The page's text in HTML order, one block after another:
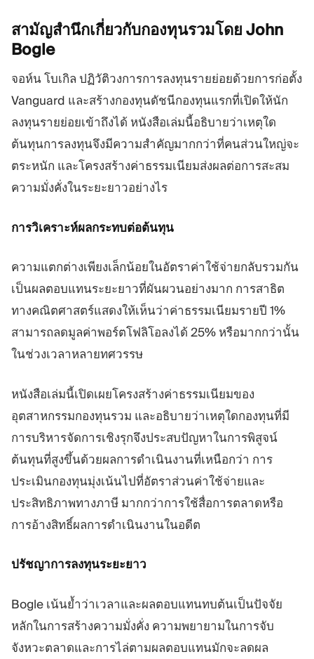
สามัญสำนึกเกี่ยวกับกองทุนรวมโดย John
Bogle
จอห์น โบเกิล ปฏิวัติวงการการลงทุนรายย่อยด้วยการก่อตั้ง
Vanguard และสร้างกองทุนดัชนีกองทุนแรกที่เปิดให้นัก
ลงทุนรายย่อยเข้าถึงได้ หนังสือเล่มนี้อธิบายว่าเหตุใด
ต้นทุนการลงทุนจึงมีความสำคัญมากกว่าที่คนส่วนใหญ่จะ
ตระหนัก และโครงสร้างค่าธรรมเนียมส่งผลต่อการสะสม
ความมั่งคั่งในระยะยาวอย่างไร
การวิเคราะห์ผลกระทบต่อต้นทุน
ความแตกต่างเพียงเล็กน้อยในอัตราค่าใช้จ่ายกลับรวมกัน
เป็นผลตอบแทนระยะยาวที่ผันผวนอย่างมาก การสาธิต
ทางคณิตศาสตร์แสดงให้เห็นว่าค่าธรรมเนียมรายปี 1%
สามารถลดมูลค่าพอร์ตโฟลิโอลงได้ 25% หรือมากกว่านั้น
ในช่วงเวลาหลายทศวรรษ
หนังสือเล่มนี้เปิดเผยโครงสร้างค่าธรรมเนียมของ
อุตสาหกรรมกองทุนรวม และอธิบายว่าเหตุใดกองทุนที่มี
การบริหารจัดการเชิงรุกจึงประสบปัญหาในการพิสูจน์
ต้นทุนที่สูงขึ้นด้วยผลการดำเนินงานที่เหนือกว่า การ
ประเมินกองทุนมุ่งเน้นไปที่อัตราส่วนค่าใช้จ่ายและ
ประสิทธิภาพทางภาษี มากกว่าการใช้สื่อการตลาดหรือ
การอ้างสิทธิ์ผลการดำเนินงานในอดีต
ปรัชญาการลงทุนระยะยาว
Bogle เน้นย้ำว่าเวลาและผลตอบแทนทบต้นเป็นปัจจัย
หลักในการสร้างความมั่งคั่ง ความพยายามในการจับ
จังหวะตลาดและการไล่ตามผลตอบแทนมักจะลดผล